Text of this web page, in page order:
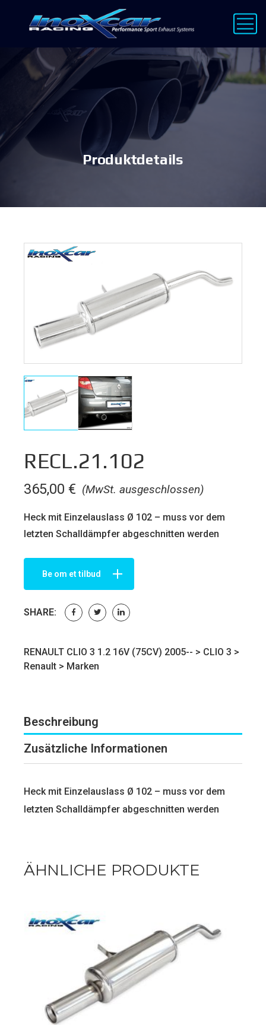
Produktdetails
RECL.21.102
(MwSt. ausgeschlossen)
365,00 €
Heck mit Einzelauslass Ø 102 – muss vor dem
letzten Schalldämpfer abgeschnitten werden
Be om et tilbud
SHARE:
RENAULT CLIO 3 1.2 16V (75CV) 2005-- > CLIO 3 >
Renault > Marken
Beschreibung
Zusätzliche Informationen
Heck mit Einzelauslass Ø 102 – muss vor dem
letzten Schalldämpfer abgeschnitten werden
ÄHNLICHE PRODUKTE